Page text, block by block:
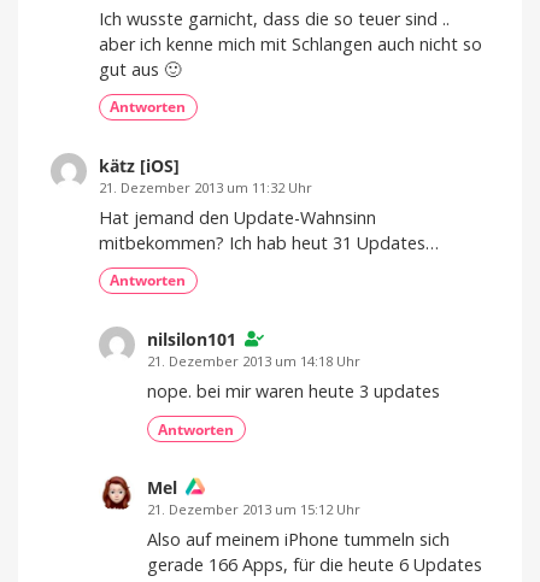
Ich wusste garnicht, dass die so teuer sind ..
aber ich kenne mich mit Schlangen auch nicht so
gut aus 🙂
Antworten
kätz [iOS]
21. Dezember 2013 um 11:32 Uhr
Hat jemand den Update-Wahnsinn
mitbekommen? Ich hab heut 31 Updates…
Antworten
nilsilon101
21. Dezember 2013 um 14:18 Uhr
nope. bei mir waren heute 3 updates
Antworten
Mel
21. Dezember 2013 um 15:12 Uhr
Also auf meinem iPhone tummeln sich
gerade 166 Apps, für die heute 6 Updates